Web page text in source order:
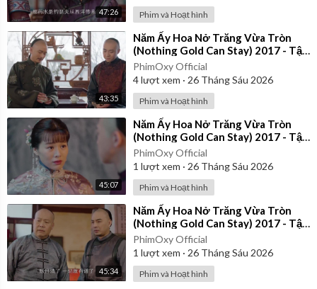
47:26 Phim và Hoạt hình
43:35
⁣Năm Ấy Hoa Nở Trăng Vừa Tròn
(Nothing Gold Can Stay) 2017 - Tập
26 | Thuyết Minh
PhimOxy Official
4lượt xem · 26 Tháng Sáu 2026
Phim và Hoạt hình
45:07
⁣Năm Ấy Hoa Nở Trăng Vừa Tròn
(Nothing Gold Can Stay) 2017 - Tập
35 | Thuyết Minh
PhimOxy Official
1 lượt xem · 26 Tháng Sáu 2026
Phim và Hoạt hình
45:34
⁣Năm Ấy Hoa Nở Trăng Vừa Tròn
(Nothing Gold Can Stay) 2017 - Tập
24 | Thuyết Minh
PhimOxy Official
1 lượt xem · 26 Tháng Sáu 2026
Phim và Hoạt hình